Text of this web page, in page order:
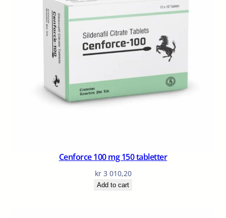
Cenforce 100 mg 150 tabletter
kr3 010,20
Add to cart